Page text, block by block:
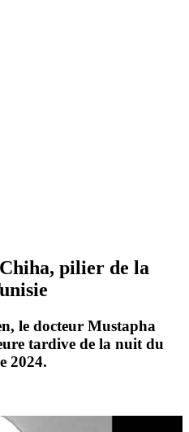
pilier de la
le docteur Mustapha
tardive de la nuit du
2024.